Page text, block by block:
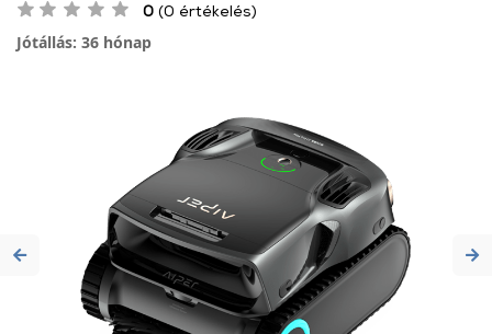
0 (0 értékelés)
Jótállás: 36 hónap
Previous